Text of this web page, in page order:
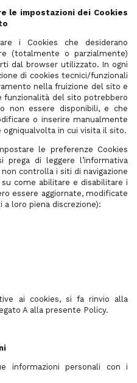
le impostazioni dei Cookies
i Cookies che desiderano
(totalmente o parzialmente)
dal browser utilizzato. In ogni
di cookies tecnici/funzionali
nella fruizione del sito e
funzionalità del sito potrebbero
non essere disponibili, e che
o inserire manualmente
in cui visita il sito.
le preferenze Cookies
prega di leggere l’informativa
controlla i siti di navigazione
come abilitare e disabilitare i
essere aggiornate, modificate
loro piena discrezione):
ai cookies, si fa rinvio alla
A alla presente Policy.
informazioni personali con i